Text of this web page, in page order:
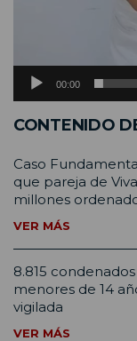
00:00
CONTENIDO
Caso
que pareja de
millones
VER MÁS
8.815
menores de 14
vigilada
VER MÁS